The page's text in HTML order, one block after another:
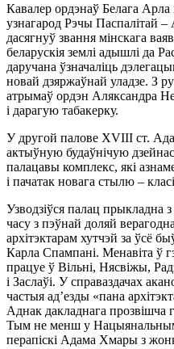
Кавалер ордэнаў Белага
узнагарод Рэчы Паспалітай
дасягнуў звання мінскага
беларускія землі адышлі да
даручана ўзначаліць
новай дзяржаўнай уладзе. З
атрымаў ордэн Аляксандра
і дарагую табакерку.
У другой палове XVIII ст.
актыўную будаўнічую
палацавы комплекс, які
і пачатак новага стылю –
Узводзіўся палац прыкладна
часу з пэўнай доляй
архітэктарам хутчэй за ўсё
Карла Спампані. Менавіта ў
працуе ў Вільні, Нясвіжы,
і Заслаўі. У справаздачах
частыя ад’езды «пана
Аднак дакладнага прозвішча
Тым не менш у Нацыянальным
перапіскі Адама Хмары з